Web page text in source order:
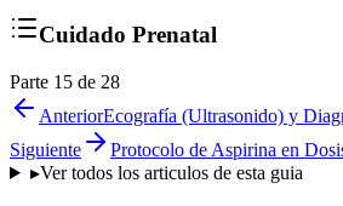
Cuidado Prenatal
Parte 15 de 28
AnteriorEcografía (Ultrasonido) y
Siguiente
Protocolo de Aspirina en
▸Ver todos los articulos de esta guia